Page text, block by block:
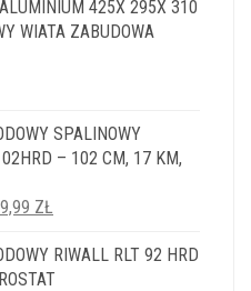
425X 295X 310
WIATA ZABUDOWA
SPALINOWY
– 102 CM, 17 KM,
ZŁ.
ZŁ
WYNOSI:
11999,99 ZŁ.
RIWALL RLT 92 HRD